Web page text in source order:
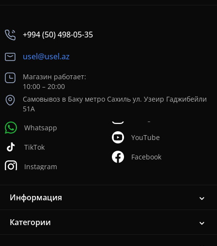
+994 (50) 498-05-35
usel@usel.az
Магазин работает:
10:00 – 20:00
Самовывоз в Баку метро Сахиль ул. Узеир Гаджибейли
51А
Whatsapp
TikTok
Instagram
YouTube
Facebook
Информация
Категории